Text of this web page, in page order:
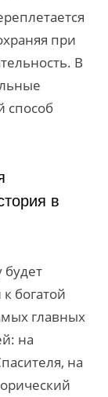
при
В
способ
в
будет
богатой
главных
на
на